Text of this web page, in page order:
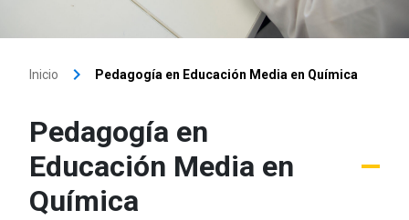
Inicio keyboard_arrow_right Pedagogía en Educación Media en Química
Pedagogía en
Educación Media en
Química